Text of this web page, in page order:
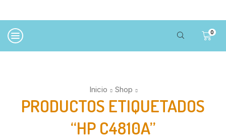
0
Inicio Shop
PRODUCTOS ETIQUETADOS
“HP C4810A”